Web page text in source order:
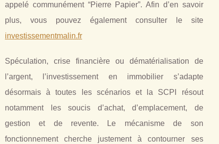
appelé communément “Pierre Papier”. Afin d’en savoir
plus, vous pouvez également consulter le site
investissementmalin.fr
Spéculation, crise financière ou dématérialisation de
l’argent, l’investissement en immobilier s’adapte
désormais à toutes les scénarios et la SCPI résout
notamment les soucis d’achat, d’emplacement, de
gestion et de revente. Le mécanisme de son
fonctionnement cherche justement à contourner ses